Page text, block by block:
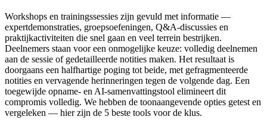
Workshops en trainingssessies zijn gevuld met informatie —
expertdemonstraties, groepsoefeningen, Q&A-discussies en
praktijkactiviteiten die snel gaan en veel terrein bestrijken.
Deelnemers staan voor een onmogelijke keuze: volledig deelnemen
aan de sessie of gedetailleerde notities maken. Het resultaat is
doorgaans een halfhartige poging tot beide, met gefragmenteerde
notities en vervagende herinneringen tegen de volgende dag. Een
toegewijde opname- en AI-samenvattingstool elimineert dit
compromis volledig. We hebben de toonaangevende opties getest en
vergeleken — hier zijn de 5 beste tools voor de klus.